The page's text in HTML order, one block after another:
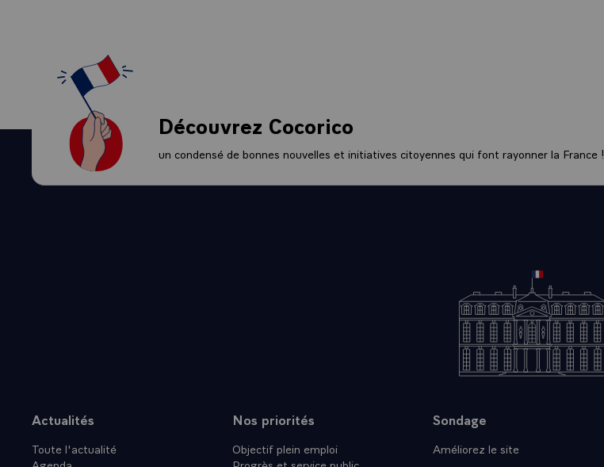
Découvrez Cocorico
un condensé de bonnes nouvelles et initiatives citoyennes qui font rayonner la France !
Plan du site
Actualités
Toute l'actualité
Agenda
Nos priorités
Objectif plein emploi
Progrès et service public
Sondage
Améliorez le site